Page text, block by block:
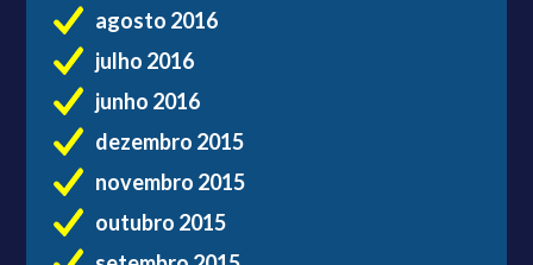
agosto 2016
julho 2016
junho 2016
dezembro 2015
novembro 2015
outubro 2015